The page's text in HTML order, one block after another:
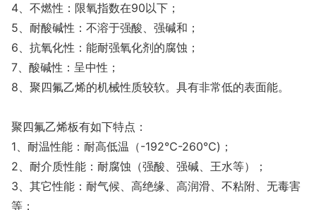
4、不燃性：限氧指数在90以下；
5、耐酸碱性：不溶于强酸、强碱和；
6、抗氧化性：能耐强氧化剂的腐蚀；
7、酸碱性：呈中性；
8、聚四氟乙烯的机械性质较软。具有非常低的表面能。
聚四氟乙烯板有如下特点：
1、耐温性能：耐高低温（-192℃-260℃)；
2、耐介质性能：耐腐蚀（强酸、强碱、王水等）；
3、其它性能：耐气候、高绝缘、高润滑、不粘附、无毒害
等；